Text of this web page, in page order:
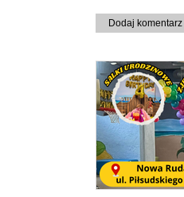
Dodaj komentarz